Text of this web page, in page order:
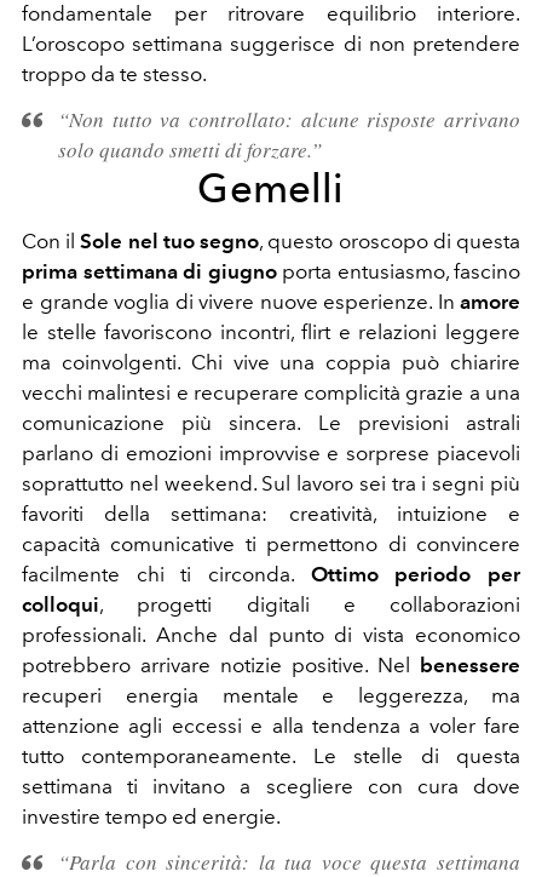
fondamentale per ritrovare equilibrio interiore.
L’oroscopo settimana suggerisce di non pretendere
troppo da te stesso.
“Non tutto va controllato: alcune risposte arrivano
solo quando smetti di forzare.”
Gemelli
Con ilSole nel tuo segno, questo oroscopo di questa
prima settimana di giugnoporta entusiasmo, fascino
e grande voglia di vivere nuove esperienze. In amore
le stelle favoriscono incontri, flirt e relazioni leggere
ma coinvolgenti. Chi vive una coppia può chiarire
vecchi malintesi e recuperare complicità grazie a una
comunicazione più sincera. Le previsioni astrali
parlano di emozioni improvvise e sorprese piacevoli
soprattutto nel weekend. Sul lavoro sei tra i segni più
favoriti della settimana: creatività, intuizione e
capacità comunicative ti permettono di convincere
facilmente chi ti circonda. Ottimo periodo per
colloqui, progetti digitali e collaborazioni
professionali. Anche dal punto di vista economico
potrebbero arrivare notizie positive. Nel
benessere
recuperi energia mentale e leggerezza, ma
attenzione agli eccessi e alla tendenza a voler fare
tutto contemporaneamente. Le stelle di questa
settimana ti invitano a scegliere con cura dove
investire tempo ed energie.
“Parla con sincerità: la tua voce questa settimana